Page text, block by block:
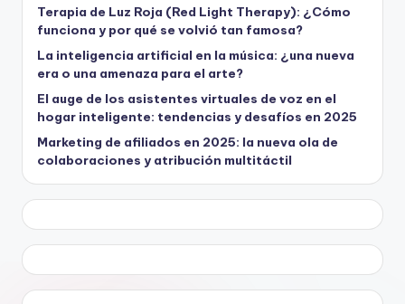
Terapia de Luz Roja (Red Light Therapy): ¿Cómo
funciona y por qué se volvió tan famosa?
La inteligencia artificial en la música: ¿una nueva
era o una amenaza para el arte?
El auge de los asistentes virtuales de voz en el
hogar inteligente: tendencias y desafíos en 2025
Marketing de afiliados en 2025: la nueva ola de
colaboraciones y atribución multitáctil